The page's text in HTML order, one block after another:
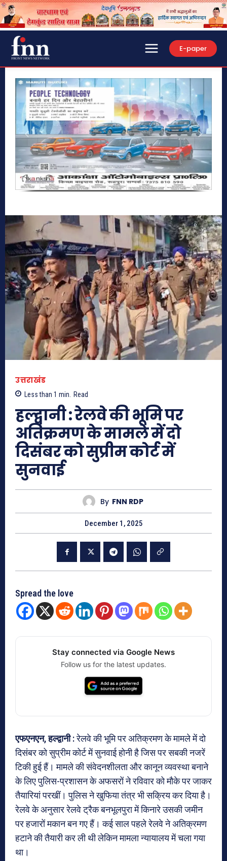
E-paper
उत्तराखंड
Less than 1 min. Read
हल्द्वानी : रेलवे की भूमि पर
अतिक्रमण के मामले में दो
दिसंबर को सुप्रीम कोर्ट में
सुनवाई
By FNN RDP
December 1, 2025
Spread the love
Stay connected via Google News
Follow us for the latest updates.
एफएनएन, हल्द्वानी:रेलवे की भूमि पर अतिक्रमण के मामले में दो
दिसंबर को सुप्रीम कोर्ट में सुनवाई होनी है जिस पर सबकी नजरें
टिकी हुई हैं। मामले की संवेदनशीलता और कानून व्यवस्था बनाने
के लिए पुलिस-प्रशासन के अफसरों ने रविवार को मौके पर जाकर
तैयारियां परखीं। पुलिस ने खुफिया तंत्र भी सक्रिय कर दिया है।
रेलवे के अनुसार रेलवे ट्रैक बनभूलपुरा में किनारे उसकी जमीन
पर हजारों मकान बन गए हैं। कई साल पहले रेलवे ने अतिक्रमण
हटाने की तैयारी कर ली थी लेकिन मामला न्यायालय में चला गया
था।